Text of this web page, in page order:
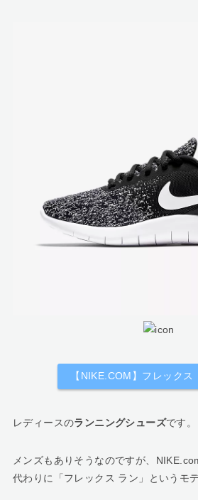
【NIKE.COM】フレックス
レディースのランニングシューズです。
メンズもありそうなのですが、
代わりに「フレックス ラン」というモ